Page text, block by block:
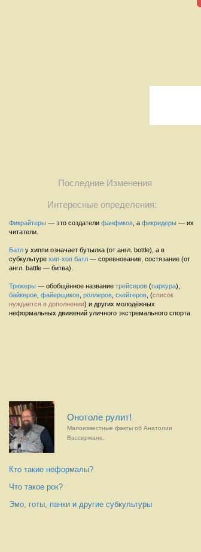
Последние Изменения
Интересные определения:
Фикрайтеры — это создатели фанфиков , а фикридеры — их
читатели.
Батл у хиппи означает бутылка (от англ. bottle), а в
субкультуре хип-хоп батл — соревнование, состязание (от
англ. battle — битва).
Трюкеры — обобщённое название трейсеров (паркура),
байкеров файерщиков роллеров скейтеров , (список
нуждается в дополнении) и других молодёжных
неформальных движений уличного экстремального спорта.
Онотоле рулит!
Малоизвестные факты об Анатолии
Вассермане.
Кто такие неформалы?
Что такое рок?
Эмо, готы, панки и другие субкультуры